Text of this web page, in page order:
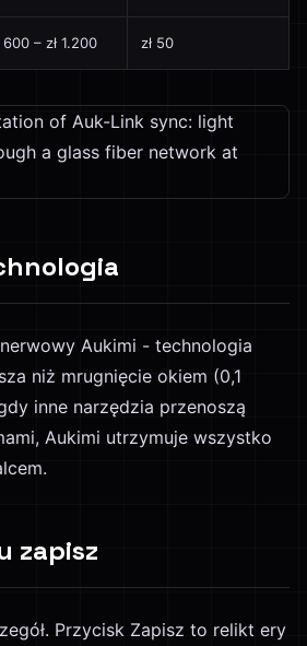
600 – zł 1.200 zł 50
Aukimi - technologia
niż mrugnięcie okiem (0,1
inne narzędzia przenoszą
Aukimi utrzymuje wszystko
zapisz
Przycisk Zapisz to relikt ery